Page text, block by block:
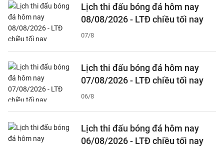
Lịch thi đấu bóng đá hôm nay
08/08/2026 - LTĐ chiều tối nay
07/8
Lịch thi đấu bóng đá hôm nay
07/08/2026 - LTĐ chiều tối nay
06/8
Lịch thi đấu bóng đá hôm nay
06/08/2026 - LTĐ chiều tối nay